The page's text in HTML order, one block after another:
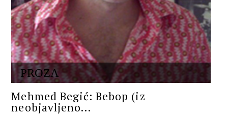
PROZA
Mehmed Begić: Bebop (iz
neobjavljeno...